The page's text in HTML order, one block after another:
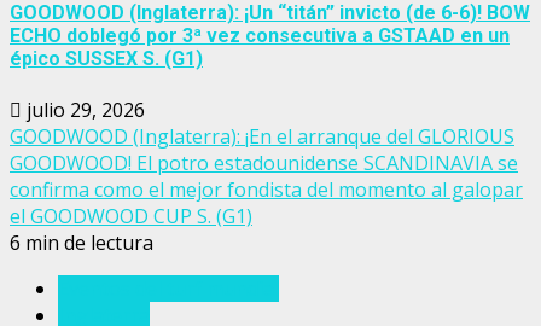
GOODWOOD (Inglaterra): ¡Un “titán” invicto (de 6-6)! BOW
ECHO doblegó por 3ª vez consecutiva a GSTAAD en un
épico SUSSEX S. (G1)
julio 29, 2026
GOODWOOD (Inglaterra): ¡En el arranque del GLORIOUS
GOODWOOD! El potro estadounidense SCANDINAVIA se
confirma como el mejor fondista del momento al galopar
el GOODWOOD CUP S. (G1)
6 min de lectura